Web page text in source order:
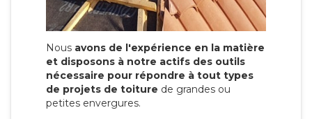
Nous avons de l'expérience en la matière
et disposons à notre actifs des outils
nécessaire pour répondre à tout types
de projets de toiture de grandes ou
petites envergures.